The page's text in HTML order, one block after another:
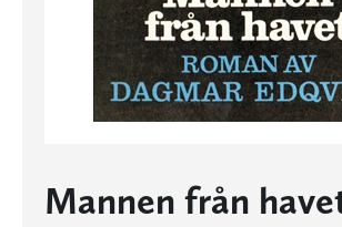
Mannen från